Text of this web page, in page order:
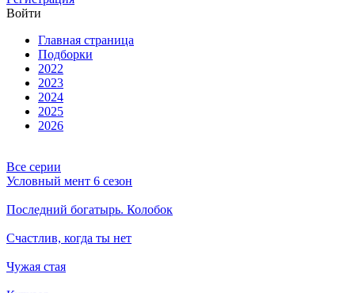
Вой­ти
Глав­ная стра­ни­ца
Подборки
2022
2023
2024
2025
2026
Все серии
Условный мент 6 сезон
Последний богатырь. Колобок
Счастлив, когда ты нет
Чужая стая